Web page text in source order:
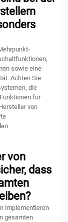
sowie eine
Achten Sie
die
für
von
von
dass
implementieren
gesamten